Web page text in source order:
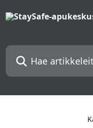
Hae artikkeleita...